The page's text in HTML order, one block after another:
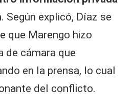
. Según explicó, Díaz se
que Marengo hizo
de cámara que
en la prensa, lo cual
del conflicto.